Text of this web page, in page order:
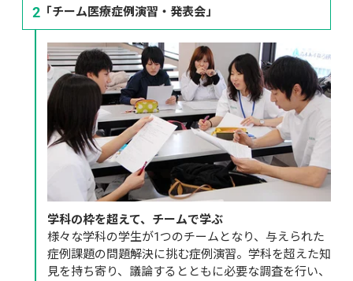
2 「チーム医療症例演習・発表会」
学科の枠を超えて、チームで学ぶ
様々な学科の学生が1つのチームとなり、与えられた
症例課題の問題解決に挑む症例演習。学科を超えた知
見を持ち寄り、議論するとともに必要な調査を行い、